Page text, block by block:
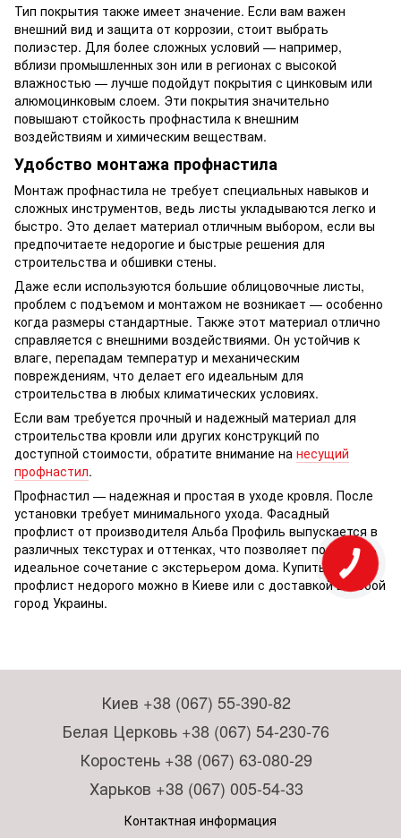
Тип покрытия также имеет значение. Если вам важен
внешний вид и защита от коррозии, стоит выбрать
полиэстер. Для более сложных условий — например,
вблизи промышленных зон или в регионах с высокой
влажностью — лучше подойдут покрытия с цинковым или
алюмоцинковым слоем. Эти покрытия значительно
повышают стойкость профнастила к внешним
воздействиям и химическим веществам.
Удобство монтажа профнастила
Монтаж профнастила не требует специальных навыков и
сложных инструментов, ведь листы укладываются легко и
быстро. Это делает материал отличным выбором, если вы
предпочитаете недорогие и быстрые решения для
строительства и обшивки стены.
Даже если используются большие облицовочные листы,
проблем с подъемом и монтажом не возникает — особенно
когда размеры стандартные. Также этот материал отлично
справляется с внешними воздействиями. Он устойчив к
влаге, перепадам температур и механическим
повреждениям, что делает его идеальным для
строительства в любых климатических условиях.
Если вам требуется прочный и надежный материал для
строительства кровли или других конструкций по
доступной стоимости, обратите внимание на несущий
профнастил.
Профнастил — надежная и простая в уходе кровля. После
установки требует минимального ухода. Фасадный
профлист от производителя Альба Профиль выпускается в
различных текстурах и оттенках, что позволяет подобрать
идеальное сочетание с экстерьером дома. Купить
профлист недорого можно в Киеве или с доставкой в любой
город Украины.
Киев +38 (067) 55-390-82
Белая Церковь +38 (067) 54-230-76
Коростень +38 (067) 63-080-29
Харьков +38 (067) 005-54-33
Контактная информация